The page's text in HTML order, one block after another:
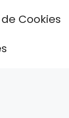
Cookies